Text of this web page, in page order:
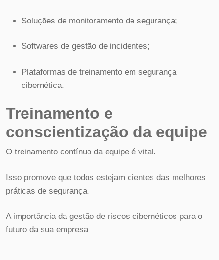
Soluções de monitoramento de segurança;
Softwares de gestão de incidentes;
Plataformas de treinamento em segurança
cibernética.
Treinamento e
conscientização da equipe
O treinamento contínuo da equipe é vital.
Isso promove que todos estejam cientes das melhores
práticas de segurança.
A importância da gestão de riscos cibernéticos para o
futuro da sua empresa